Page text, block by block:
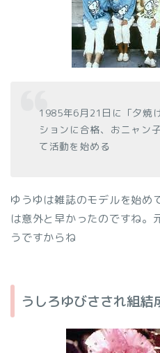
1985年6月21日に「夕焼
ションに合格、おニャン
て活動を始める
ゆうゆは雑誌のモデルを始め
は意外と早かったのですね。
うですからね
うしろゆびさされ組結